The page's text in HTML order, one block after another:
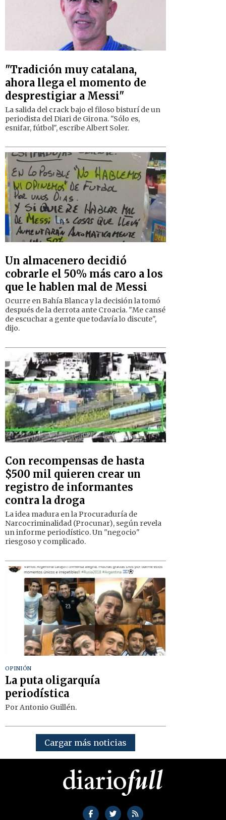
"Tradición muy catalana,
ahora llega el momento de
desprestigiar a Messi"
La salida del crack bajo el filoso bisturí de un
periodista del Diari de Girona. "Sólo es,
esnifar, fútbol", escribe Albert Soler.
Un almacenero decidió
cobrarle el 50% más caro a los
que le hablen mal de Messi
Ocurre en Bahía Blanca y la decisión la tomó
después de la derrota ante Croacia. "Me cansé
de escuchar a gente que todavía lo discute",
dijo.
Con recompensas de hasta
$500 mil quieren crear un
registro de informantes
contra la droga
La idea madura en la Procuraduría de
Narcocriminalidad (Procunar), según revela
un informe periodístico. Un "negocio"
riesgoso y complicado.
OPINIÓN
La puta oligarquía
periodística
Por Antonio Guillén.
Cargar más noticias